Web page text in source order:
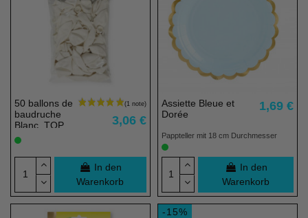
50 ballons de
baudruche
Blanc, TOP
PRIX - 23 cm
- 100% éco
responsable
3,06 €
In den
Warenkorb
Assiette Bleue et
Dorée
1,69 €
Pappteller mit 18 cm Durchmesser
In den
Warenkorb
-15%